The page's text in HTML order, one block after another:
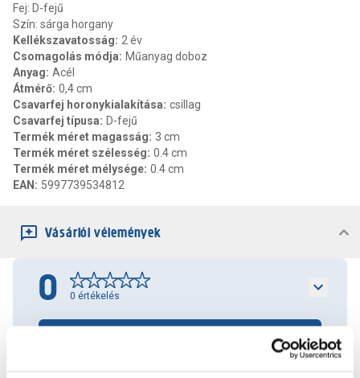
Fej: D-fejű
Szín: sárga horgany
Kellékszavatosság: 2 év
Csomagolás módja: Műanyag doboz
Anyag: Acél
Átmérő: 0,4 cm
Csavarfej horonykialakítása: csillag
Csavarfej típusa: D-fejű
Termék méret magasság: 3 cm
Termék méret szélesség: 0.4 cm
Termék méret mélysége: 0.4 cm
EAN : 5997739534812
Vásárlói vélemények
0 0 értékelés